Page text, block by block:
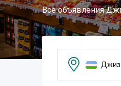
Все объявления